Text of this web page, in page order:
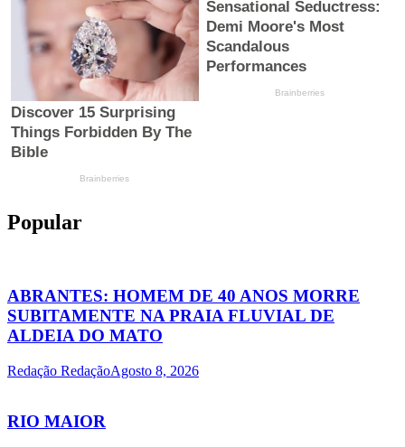
Popular
ABRANTES: HOMEM DE 40 ANOS MORRE
SUBITAMENTE NA PRAIA FLUVIAL DE
ALDEIA DO MATO
Redação RedaçãoAgosto 8, 2026
RIO MAIOR